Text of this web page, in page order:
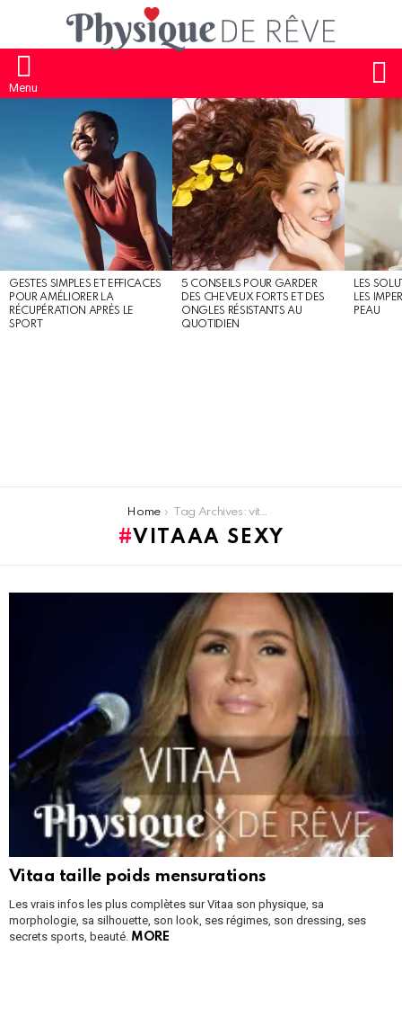
Menu
GESTES SIMPLES ET EFFICACES
POUR AMÉLIORER LA
RÉCUPÉRATION APRÈS LE
SPORT
5 CONSEILS POUR GARDER
DES CHEVEUX FORTS ET DES
ONGLES RÉSISTANTS AU
QUOTIDIEN
LES
LES
PEAU
Home Tag Archives: vitaaa sexy
VITAAA SEXY
Vitaa taille poids mensurations
Les vrais infos les plus complètes sur Vitaa son physique, sa
morphologie, sa silhouette, son look, ses régimes, son dressing, ses
secrets sports, beauté. MORE